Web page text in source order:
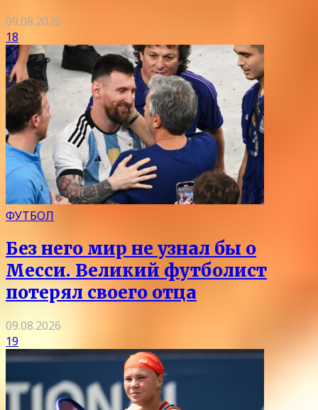
09.08.2026
18
ФУТБОЛ
Без него мир не узнал бы о
Месси. Великий футболист
потерял своего отца
09.08.2026
19